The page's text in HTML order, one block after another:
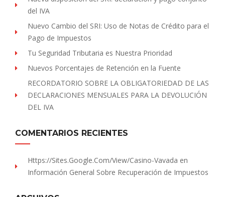
del IVA
Nuevo Cambio del SRI: Uso de Notas de Crédito para el
Pago de Impuestos
Tu Seguridad Tributaria es Nuestra Prioridad
Nuevos Porcentajes de Retención en la Fuente
RECORDATORIO SOBRE LA OBLIGATORIEDAD DE LAS
DECLARACIONES MENSUALES PARA LA DEVOLUCIÓN
DEL IVA
COMENTARIOS RECIENTES
Https://sites.Google.com/view/Casino-Vavada en
Información General Sobre Recuperación de Impuestos